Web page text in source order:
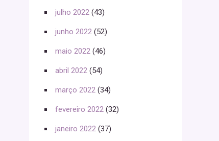
julho 2022 (43)
junho 2022 (52)
maio 2022 (46)
abril 2022 (54)
março 2022 (34)
fevereiro 2022 (32)
janeiro 2022 (37)